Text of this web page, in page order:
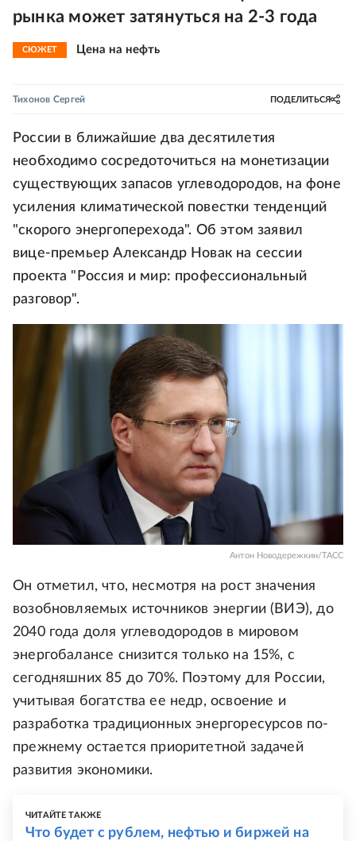
рынка может затянуться на 2-3 года
СЮЖЕТ Цена на нефть
Тихонов Сергей ПОДЕЛИТЬСЯ
России в ближайшие два десятилетия
необходимо сосредоточиться на монетизации
существующих запасов углеводородов, на фоне
усиления климатической повестки тенденций
"скорого энергоперехода". Об этом заявил
вице-премьер Александр Новак на сессии
проекта "Россия и мир: профессиональный
разговор".
Антон Новодережкин/ТАСС
Он отметил, что, несмотря на рост значения
возобновляемых источников энергии (ВИЭ), до
2040 года доля углеводородов в мировом
энергобалансе снизится только на 15%, с
сегодняшних 85 до 70%. Поэтому для России,
учитывая богатства ее недр, освоение и
разработка традиционных энергоресурсов по-
прежнему остается приоритетной задачей
развития экономики.
ЧИТАЙТЕ ТАКЖЕ
Что будет с рублем, нефтью и биржей на